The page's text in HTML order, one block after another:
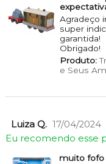
Agradeço
super
garantida!
Obrigado!
Produto:
e Seus
Luiza Q. 17/04/2024
Eu recomendo esse
muito fofo